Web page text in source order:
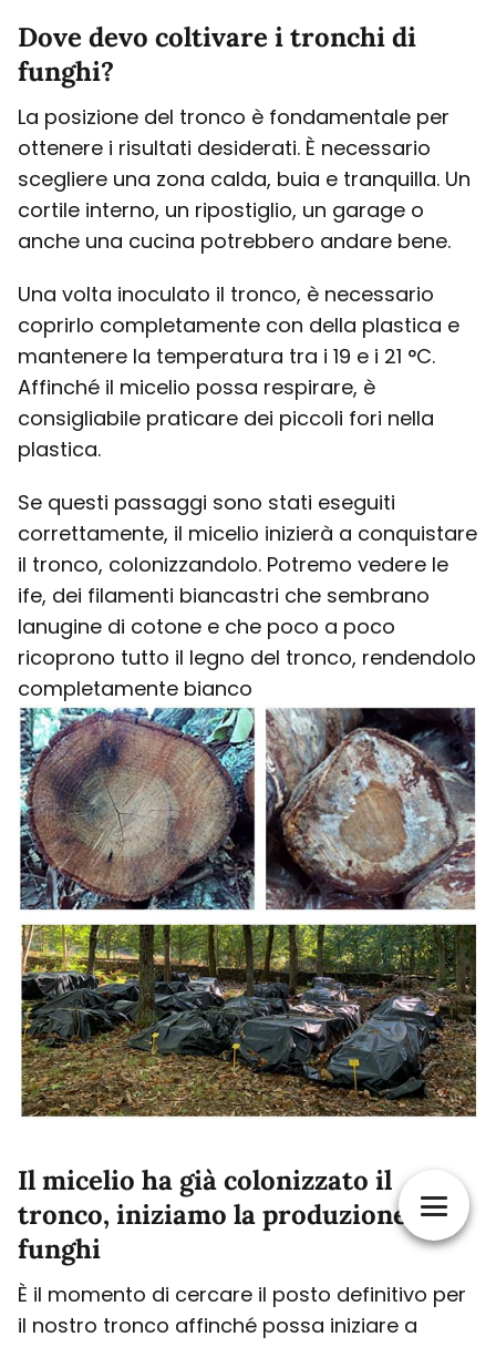
Dove devo coltivare i tronchi di
funghi?
La posizione del tronco è fondamentale per
ottenere i risultati desiderati. È necessario
scegliere una zona calda, buia e tranquilla. Un
cortile interno, un ripostiglio, un garage o
anche una cucina potrebbero andare bene.
Una volta inoculato il tronco, è necessario
coprirlo completamente con della plastica e
mantenere la temperatura tra i 19 e i 21 °C.
Affinché il micelio possa respirare, è
consigliabile praticare dei piccoli fori nella
plastica.
Se questi passaggi sono stati eseguiti
correttamente, il micelio inizierà a conquistare
il tronco, colonizzandolo. Potremo vedere le
ife, dei filamenti biancastri che sembrano
lanugine di cotone e che poco a poco
ricoprono tutto il legno del tronco, rendendolo
completamente bianco
Il micelio ha già colonizzato il
tronco, iniziamo la produzione di
funghi
È il momento di cercare il posto definitivo per
il nostro tronco affinché possa iniziare a